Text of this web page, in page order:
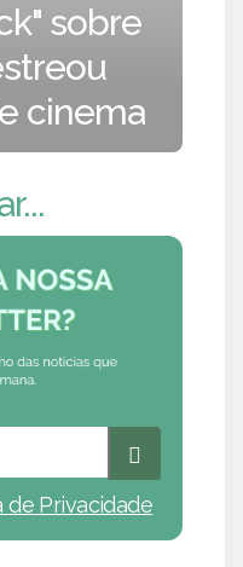
sobre
cinema
de Privacidade